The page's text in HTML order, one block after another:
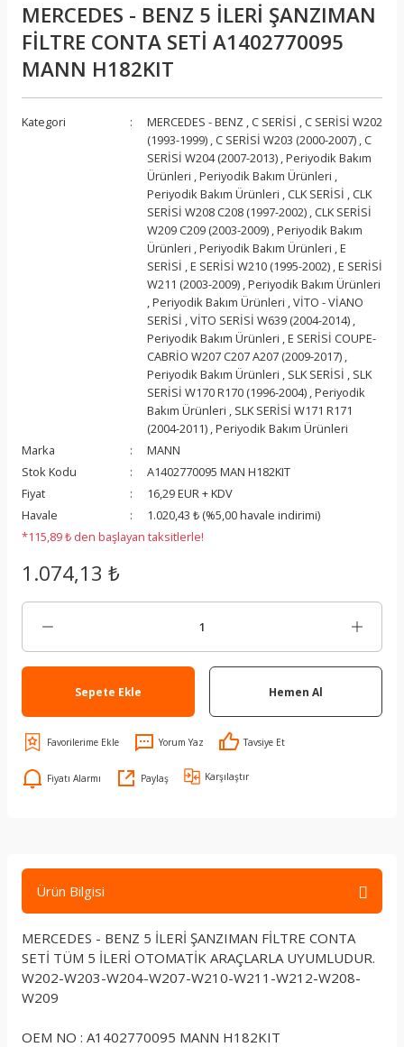
MERCEDES - BENZ 5 İLERİ ŞANZIMAN
FİLTRE CONTA SETİ A1402770095
MANN H182KIT
Kategori MERCEDES - BENZ , C SERİSİ , C SERİSİ W202
(1993-1999) , C SERİSİ W203 (2000-2007) , C
SERİSİ W204 (2007-2013) ,Periyodik Bakım
Ürünleri ,Periyodik Bakım Ürünleri ,
Periyodik Bakım Ürünleri , CLK SERİSİ , CLK
SERİSİ W208 C208 (1997-2002) , CLK SERİSİ
W209 C209 (2003-2009) ,Periyodik Bakım
Ürünleri ,Periyodik Bakım Ürünleri ,E
SERİSİ ,E SERİSİ W210 (1995-2002) ,E SERİSİ
W211 (2003-2009) ,Periyodik Bakım Ürünleri
,Periyodik Bakım Ürünleri ,VİTO - VİANO
SERİSİ ,VİTO SERİSİ W639 (2004-2014) ,
Periyodik Bakım Ürünleri ,E SERİSİ COUPE-
CABRİO W207 C207 A207 (2009-2017) ,
Periyodik Bakım Ürünleri , SLK SERİSİ , SLK
SERİSİ W170 R170 (1996-2004) ,Periyodik
Bakım Ürünleri , SLK SERİSİ W171 R171
(2004-2011) ,Periyodik Bakım Ürünleri
Marka
MANN
Stok Kodu
A1402770095 MAN H182KIT
Fiyat
16,29 EUR + KDV
Havale
1.020,43 ₺ (%5,00 havale indirimi)
*115,89 ₺ den başlayan taksitlerle!
1.074,13 ₺
Sepete Ekle Hemen Al
Yorum Yaz Tavsiye Et
Fiyatı Alarmı Paylaş Karşılaştır
Ürün Bilgisi
MERCEDES - BENZ 5 İLERİ ŞANZIMAN FİLTRE CONTA
SETİ TÜM 5 İLERİ OTOMATİK ARAÇLARLA UYUMLUDUR.
W202-W203-W204-W207-W210-W211-W212-W208-
W209
OEM NO : A1402770095 MANN H182KIT